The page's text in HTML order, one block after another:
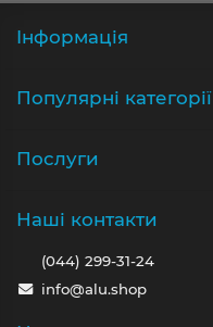
Iнформація
Популярні категорії
Послуги
Наші контакти
(044) 299-31-24
info@alu.shop